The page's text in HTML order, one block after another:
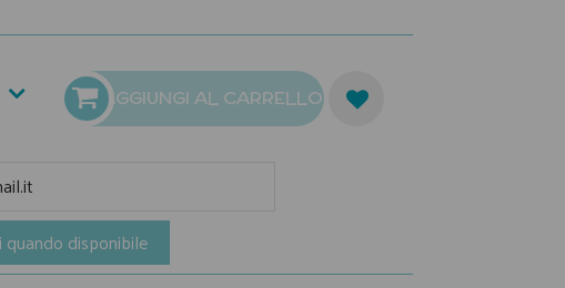
AGGIUNGI AL CARRELLO
quando disponibile